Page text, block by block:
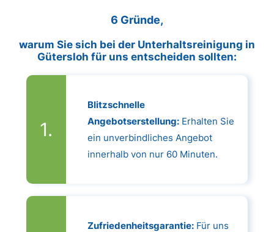
6 Gründe,
warum Sie sich bei der Unterhaltsreinigung in
Gütersloh für uns entscheiden sollten:
Blitzschnelle
Angebotserstellung:Erhalten Sie
ein unverbindliches Angebot
innerhalb von nur 60 Minuten.
Zufriedenheitsgarantie:Für uns